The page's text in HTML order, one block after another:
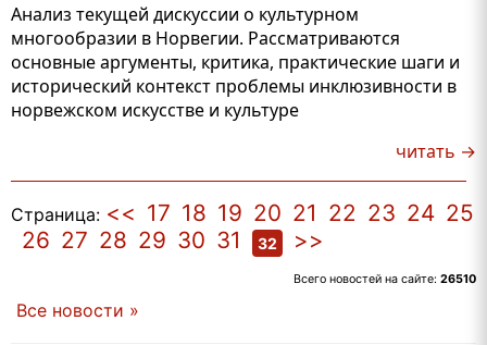
Анализ текущей дискуссии о культурном
многообразии в Норвегии. Рассматриваются
основные аргументы, критика, практические шаги и
исторический контекст проблемы инклюзивности в
норвежском искусстве и культуре
читать →
Страница: << 17 18 19 20 21 22 23 24 25
26 27 28 29 30 31 32 >>
Всего новостей на сайте: 26510
Все новости »